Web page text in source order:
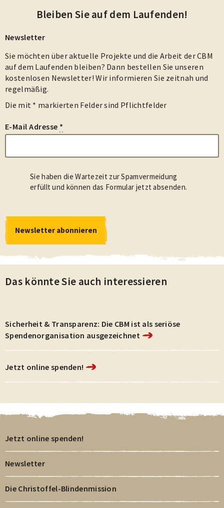
Bleiben Sie auf dem Laufenden!
Newsletter
Sie möchten über aktuelle Projekte und die Arbeit der CBM
auf dem Laufenden bleiben? Dann bestellen Sie unseren
kostenlosen Newsletter! Wir informieren Sie zeitnah und
regelmäßig.
Die mit * markierten Felder sind Pflichtfelder
E-Mail Adresse *
Sie haben die Wartezeit zur Spamvermeidung
erfüllt und können das Formular jetzt absenden.
Newsletter abonnieren
Datenschutz- und Cookie-Richtlinie
Das könnte Sie auch interessieren
Sicherheit & Transparenz: Die CBM ist als seriöse
Spendenorganisation ausgezeichnet
Jetzt online spenden!
Jetzt online spenden!
Newsletter
Die Christoffel-Blindenmission